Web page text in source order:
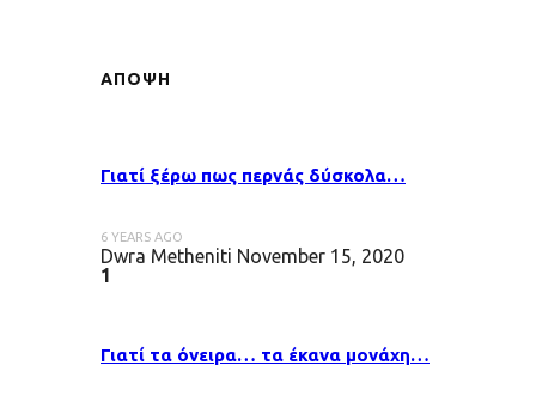
ΑΠΟΨΗ
Γιατί ξέρω πως περνάς δύσκολα…
6 YEARS AGO
Dwra Metheniti November 15, 2020
1
Γιατί τα όνειρα… τα έκανα μονάχη…